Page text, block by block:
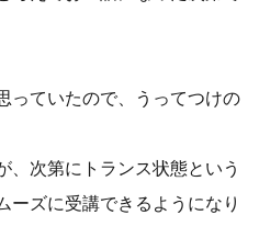
っていたので、うってつけの
、次第にトランス状態という
ーズに受講できるようになり